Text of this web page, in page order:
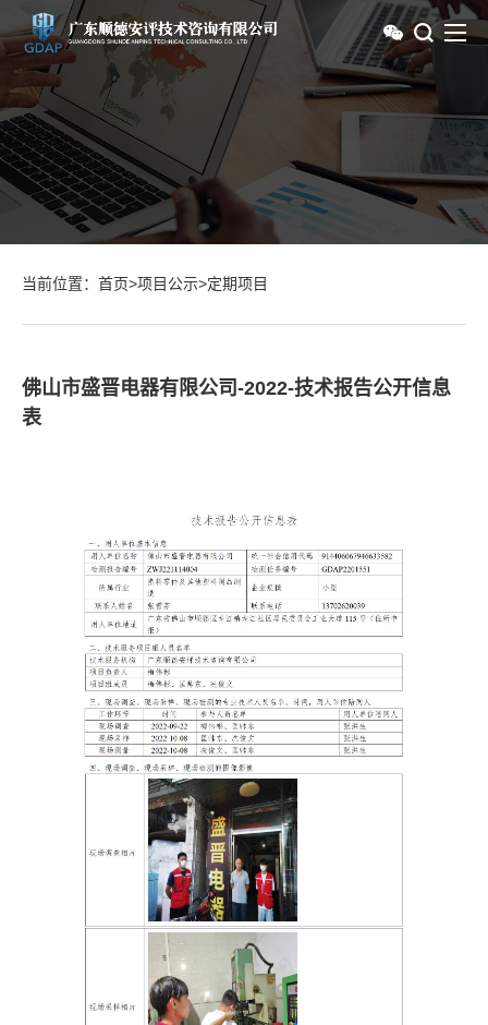
当前位置： 首页>项目公示>定期项目
佛山市盛晋电器有限公司-2022-技术报告公开信息
表